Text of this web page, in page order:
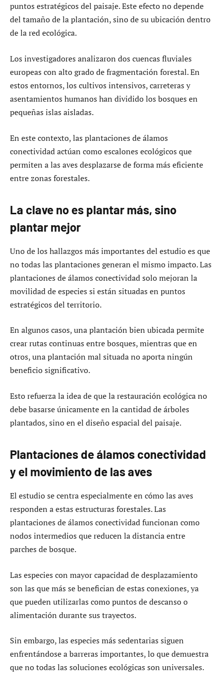
puntos estratégicos del paisaje. Este efecto no depende
del tamaño de la plantación, sino de su ubicación dentro
de la red ecológica.
Los investigadores analizaron dos cuencas fluviales
europeas con alto grado de fragmentación forestal. En
estos entornos, los cultivos intensivos, carreteras y
asentamientos humanos han dividido los bosques en
pequeñas islas aisladas.
En este contexto, las plantaciones de álamos
conectividad actúan como escalones ecológicos que
permiten a las aves desplazarse de forma más eficiente
entre zonas forestales.
La clave no es plantar más, sino
plantar mejor
Uno de los hallazgos más importantes del estudio es que
no todas las plantaciones generan el mismo impacto. Las
plantaciones de álamos conectividad solo mejoran la
movilidad de especies si están situadas en puntos
estratégicos del territorio.
En algunos casos, una plantación bien ubicada permite
crear rutas continuas entre bosques, mientras que en
otros, una plantación mal situada no aporta ningún
beneficio significativo.
Esto refuerza la idea de que la restauración ecológica no
debe basarse únicamente en la cantidad de árboles
plantados, sino en el diseño espacial del paisaje.
Plantaciones de álamos conectividad
y el movimiento de las aves
El estudio se centra especialmente en cómo las aves
responden a estas estructuras forestales. Las
plantaciones de álamos conectividad funcionan como
nodos intermedios que reducen la distancia entre
parches de bosque.
Las especies con mayor capacidad de desplazamiento
son las que más se benefician de estas conexiones, ya
que pueden utilizarlas como puntos de descanso o
alimentación durante sus trayectos.
Sin embargo, las especies más sedentarias siguen
enfrentándose a barreras importantes, lo que demuestra
que no todas las soluciones ecológicas son universales.